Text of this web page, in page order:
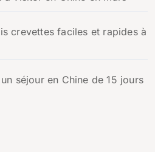
crevettes faciles et rapides à
séjour en Chine de 15 jours